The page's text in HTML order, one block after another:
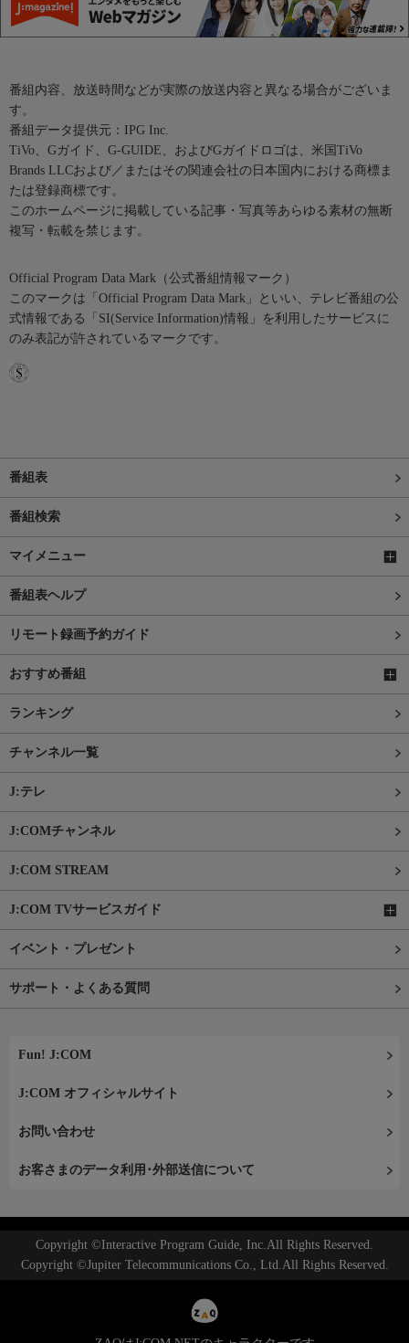
番組内容、放送時間などが実際の放送内容と異なる場合がございま
す。
番組データ提供元：IPG Inc.
TiVo、Gガイド、G-GUIDE、およびGガイドロゴは、米国TiVo
Brands LLCおよび／またはその関連会社の日本国内における商標ま
たは登録商標です。
このホームページに掲載している記事・写真等あらゆる素材の無断
複写・転載を禁じます。
Official Program Data Mark（公式番組情報マーク）
このマークは「Official Program Data Mark」といい、テレビ番組の公
式情報である「SI(Service Information)情報」を利用したサービスに
のみ表記が許されているマークです。
番組表
番組検索
マイメニュー
番組表ヘルプ
リモート録画予約ガイド
おすすめ番組
ランキング
チャンネル一覧
J:テレ
J:COMチャンネル
J:COM STREAM
J:COM TVサービスガイド
イベント・プレゼント
サポート・よくある質問
Fun! J:COM
J:COM オフィシャルサイト
お問い合わせ
お客さまのデータ利用･外部送信について
Copyright ©Interactive Program Guide, Inc.All Rights Reserved.
Copyright ©Jupiter Telecommunications Co., Ltd.All Rights Reserved.